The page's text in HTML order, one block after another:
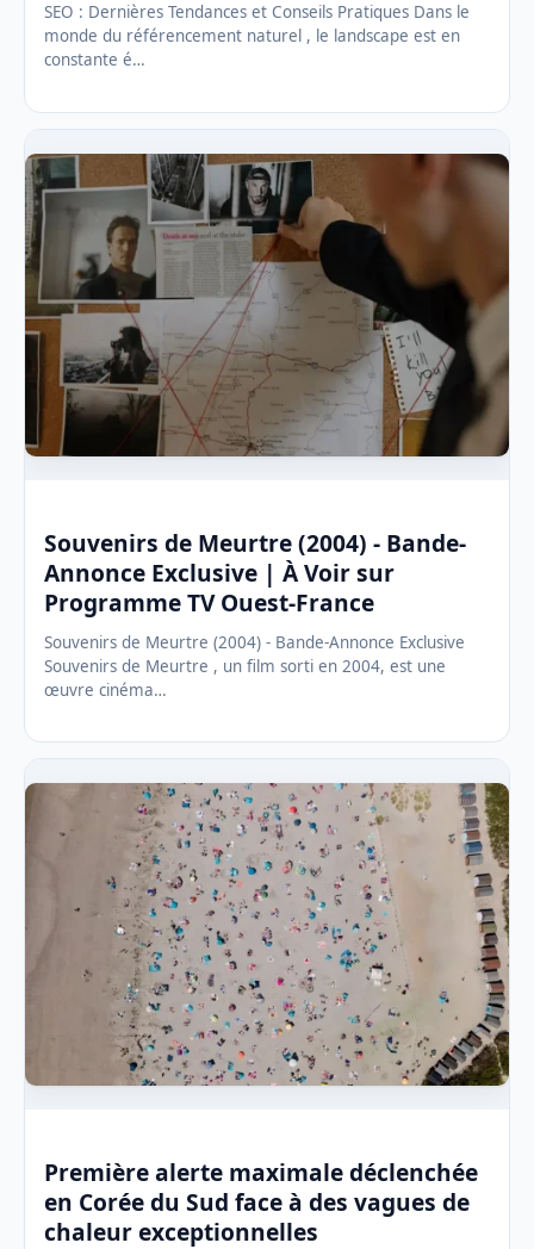
SEO : Dernières Tendances et Conseils Pratiques Dans le
monde du référencement naturel , le landscape est en
constante é…
Souvenirs de Meurtre (2004) - Bande-
Annonce Exclusive | À Voir sur
Programme TV Ouest-France
Souvenirs de Meurtre (2004) - Bande-Annonce Exclusive
Souvenirs de Meurtre , un film sorti en 2004, est une
œuvre cinéma…
Première alerte maximale déclenchée
en Corée du Sud face à des vagues de
chaleur exceptionnelles